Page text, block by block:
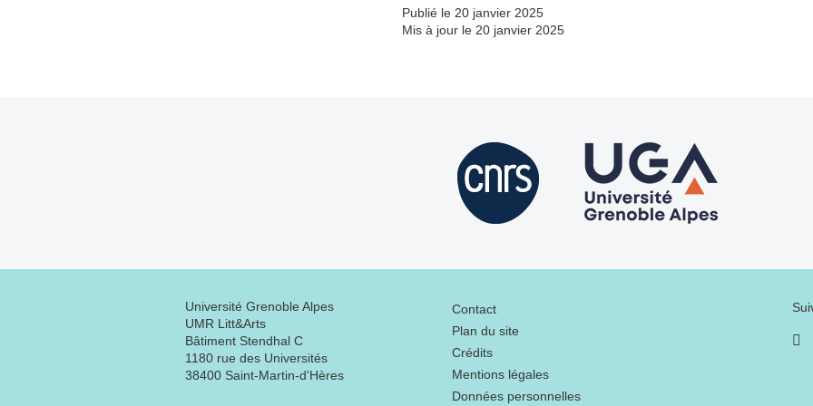
Publié le 20 janvier 2025
Mis à jour le 20 janvier 2025
Université Grenoble Alpes
UMR Litt&Arts
Bâtiment Stendhal C
1180 rue des Universités
38400 Saint-Martin-d'Hères
Menu footer
Contact
Plan du site
Crédits
Mentions légales
Données personnelles